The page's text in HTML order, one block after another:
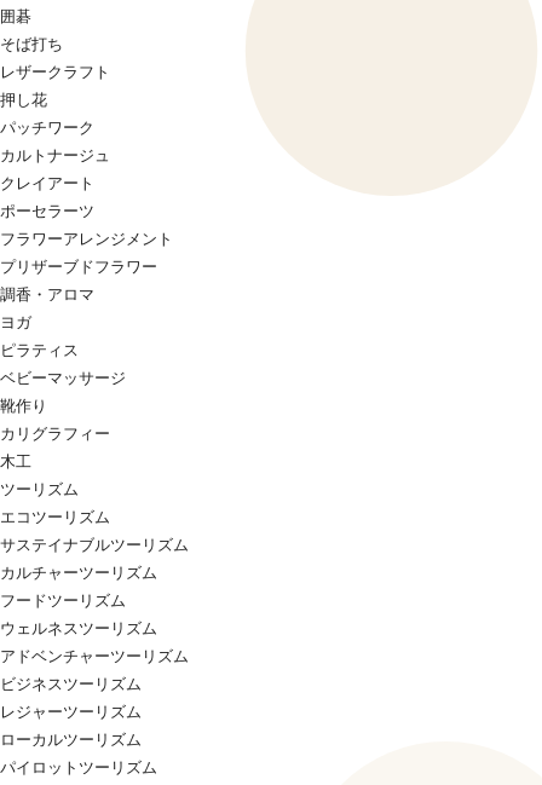
囲碁
そば打ち
レザークラフト
押し花
パッチワーク
カルトナージュ
クレイアート
ポーセラーツ
フラワーアレンジメント
プリザーブドフラワー
調香・アロマ
ヨガ
ピラティス
ベビーマッサージ
靴作り
カリグラフィー
木工
ツーリズム
エコツーリズム
サステイナブルツーリズム
カルチャーツーリズム
フードツーリズム
ウェルネスツーリズム
アドベンチャーツーリズム
ビジネスツーリズム
レジャーツーリズム
ローカルツーリズム
パイロットツーリズム